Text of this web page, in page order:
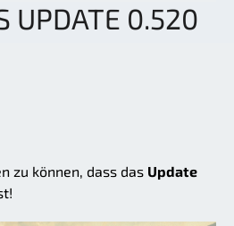
UPDATE 0.520
zu können, dass das Update